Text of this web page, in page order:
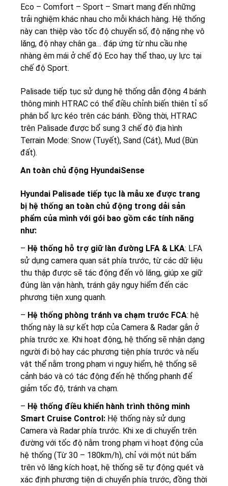
Eco – Comfort – Sport – Smart mang đến những
trải nghiệm khác nhau cho mỗi khách hàng. Hệ thống
này can thiệp vào tốc độ chuyển số, độ nặng nhẹ vô
lăng, độ nhạy chân ga… đáp ứng từ nhu cầu nhẹ
nhàng êm mái ở chế độ Eco hay thể thao, uy lực tại
chế độ Sport.
Palisade tiếp tục sử dụng hệ thống dẫn động 4 bánh
thông minh HTRAC có thể điều chỉnh biến thiên tỉ số
phân bổ lực kéo trên các bánh. Đồng thời, HTRAC
trên Palisade được bổ sung 3 chế độ địa hình
Terrain Mode: Snow (Tuyết), Sand (Cát), Mud (Bùn
đất).
An toàn chủ động HyundaiSense
Hyundai Palisade tiếp tục là mẫu xe được trang
bị hệ thống an toàn chủ động trong dải sản
phẩm của mình với gói bao gồm các tính năng
như:
– Hệ thống hỗ trợ giữ làn đường LFA & LKA: LFA
sử dụng camera quan sát phía trước, từ các dữ liệu
thu thập được sẽ tác động đến vô lăng, giúp xe giữ
đúng làn vận hành, tránh gây nguy hiểm đến các
phương tiện xung quanh.
– Hệ thống phòng tránh va chạm trước FCA: hệ
thống này là sự kết hợp của Camera & Radar gắn ở
phía trước xe. Khi hoạt động, hệ thống sẽ nhận dạng
người đi bộ hay các phương tiện phía trước và nếu
vật thể nằm trong phạm vi nguy hiểm, hệ thống sẽ
cảnh báo và có tác động đến hệ thống phanh để
giảm tốc độ, tránh va chạm.
– Hệ thống điều khiển hành trình thông minh
Smart Cruise Control: Hệ thống này sử dụng
Camera và Radar phía trước. Khi xe di chuyển trên
đường với tốc độ nằm trong phạm vi hoạt động của
hệ thống (Từ 30 – 180km/h), chỉ với một nút bấm
trên vô lăng kích hoạt, hệ thống sẽ tự động quét và
xác định phương tiện di chuyển phía trước, đồng thời